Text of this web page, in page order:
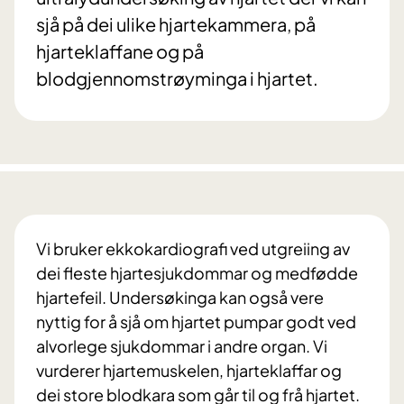
sjå på dei ulike hjartekammera, på
hjarteklaffane og på
blodgjennomstrøyminga i hjartet.
Vi bruker ekkokardiografi ved utgreiing av
dei fleste hjartesjukdommar og medfødde
hjartefeil. Undersøkinga kan også vere
nyttig for å sjå om hjartet pumpar godt ved
alvorlege sjukdommar i andre organ. Vi
vurderer hjartemuskelen, hjarteklaffar og
dei store blodkara som går til og frå hjartet.